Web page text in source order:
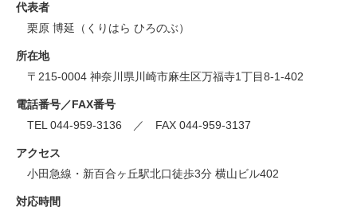
代表者
栗原 博延（くりはら ひろのぶ）
所在地
〒215-0004 神奈川県川崎市麻生区万福寺1丁目8-1-402
電話番号／FAX番号
TEL 044-959-3136 ／ FAX 044-959-3137
アクセス
小田急線・新百合ヶ丘駅北口徒歩3分 横山ビル402
対応時間